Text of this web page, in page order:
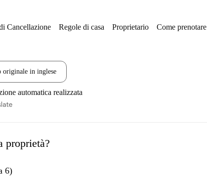
Cancellazione Regole di casa Proprietario Come prenotare
originale in inglese
automatica realizzata
proprietà?
6)